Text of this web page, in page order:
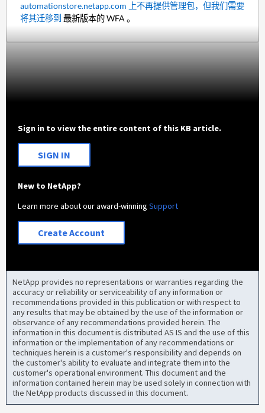
automationstore.netapp.com 上不再提供管理包，但我们需要
将其迁移到 最新版本的 WFA 。
Sign in to view the entire content of this KB article.
SIGN IN
New to NetApp?
Learn more about our award-winningSupport
Create Account
NetApp provides no representations or warranties regarding the
accuracy or reliability or serviceability of any information or
recommendations provided in this publication or with respect to
any results that may be obtained by the use of the information or
observance of any recommendations provided herein. The
information in this document is distributed AS IS and the use of this
information or the implementation of any recommendations or
techniques herein is a customer's responsibility and depends on
the customer's ability to evaluate and integrate them into the
customer's operational environment. This document and the
information contained herein may be used solely in connection with
the NetApp products discussed in this document.